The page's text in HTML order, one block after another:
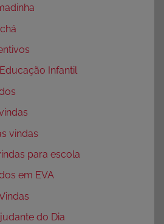
Infantil
vindas
para escola
em EVA
do Dia